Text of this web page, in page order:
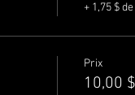
+ 1,75 $
Prix
10,00 $